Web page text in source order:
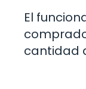
El
cantidad